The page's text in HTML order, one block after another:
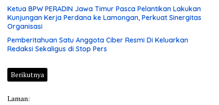
Ketua BPW PERADIN Jawa Timur Pasca Pelantikan Lakukan
Kunjungan Kerja Perdana ke Lamongan, Perkuat Sinergitas
Organisasi
Pemberitahuan Satu Anggota Ciber Resmi Di Keluarkan
Redaksi Sekaligus di Stop Pers
Berikutnya
Laman: